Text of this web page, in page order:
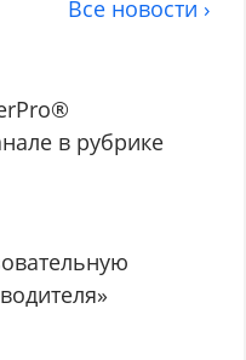
Все новости ›
в рубрике